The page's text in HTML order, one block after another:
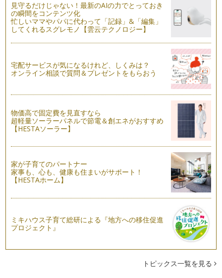
ハーブで夏の食卓をひと工夫
７月も半ばになり、太陽の照りつける暑い日がまぶしく蒸し暑
いこのごろ。 雨の日は湿…
今回は、前回作ったハーブの押し花を使った簡単なクラフト作
りをご紹介します。 …
梅雨入りしたこの頃も我が家のハーブはすくすくと伸びていま
す。 この季節気をつけたい…
おしゃれで爽やか。ハーブで遊ぶ
爽やかな風が吹く日もあれば、ジリジリと照りつける太陽が眩
しい日もあり、そし…
ハーブ生活のすすめ
気温も高くなり、緑美しい季節、たくさんのハーブ苗が店頭に
並び始めましたね。 …
あたたかい日差しの中で日に日に緑濃くなっていく植物たち。
…
見守るだけじゃない！最新のAIの力でとっておき
の瞬間をコンテンツ化
忙しいママやパパに代わって「記録」&「編集」
してくれるスグレモノ【雲云テクノロジー】
宅配サービスが気になるけれど、しくみは？
オンライン相談で質問＆プレゼントをもらおう
物価高で固定費を見直すなら
超軽量ソーラーパネルで節電＆創エネがおすすめ
【HESTAソーラー】
家が子育てのパートナー
家事も、心も、健康も住まいがサポート！
【HESTAホーム】
ミキハウス子育て総研による『地方への移住促進
プロジェクト』
トピックス一覧を見る